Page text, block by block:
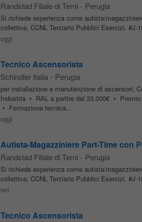
Randstad Filiale di Terni - Perugia
Si richiede esperienza come autista/
collettiva, CCNL Terziario Pubblici Esercizi. #J-
oggi
Tecnico Ascensorista
Schindler Italia - Perugia
per installazione e manutenzione di ascensori;
Industria • RAL a partire dai 33.000€ •
• Formazione tecnica...
oggi
Autista-Magazziniere Part-Time con
Randstad Filiale di Terni - Perugia
Si richiede esperienza come autista/
collettiva, CCNL Terziario Pubblici Esercizi. #J-
ieri
Tecnico Ascensorista